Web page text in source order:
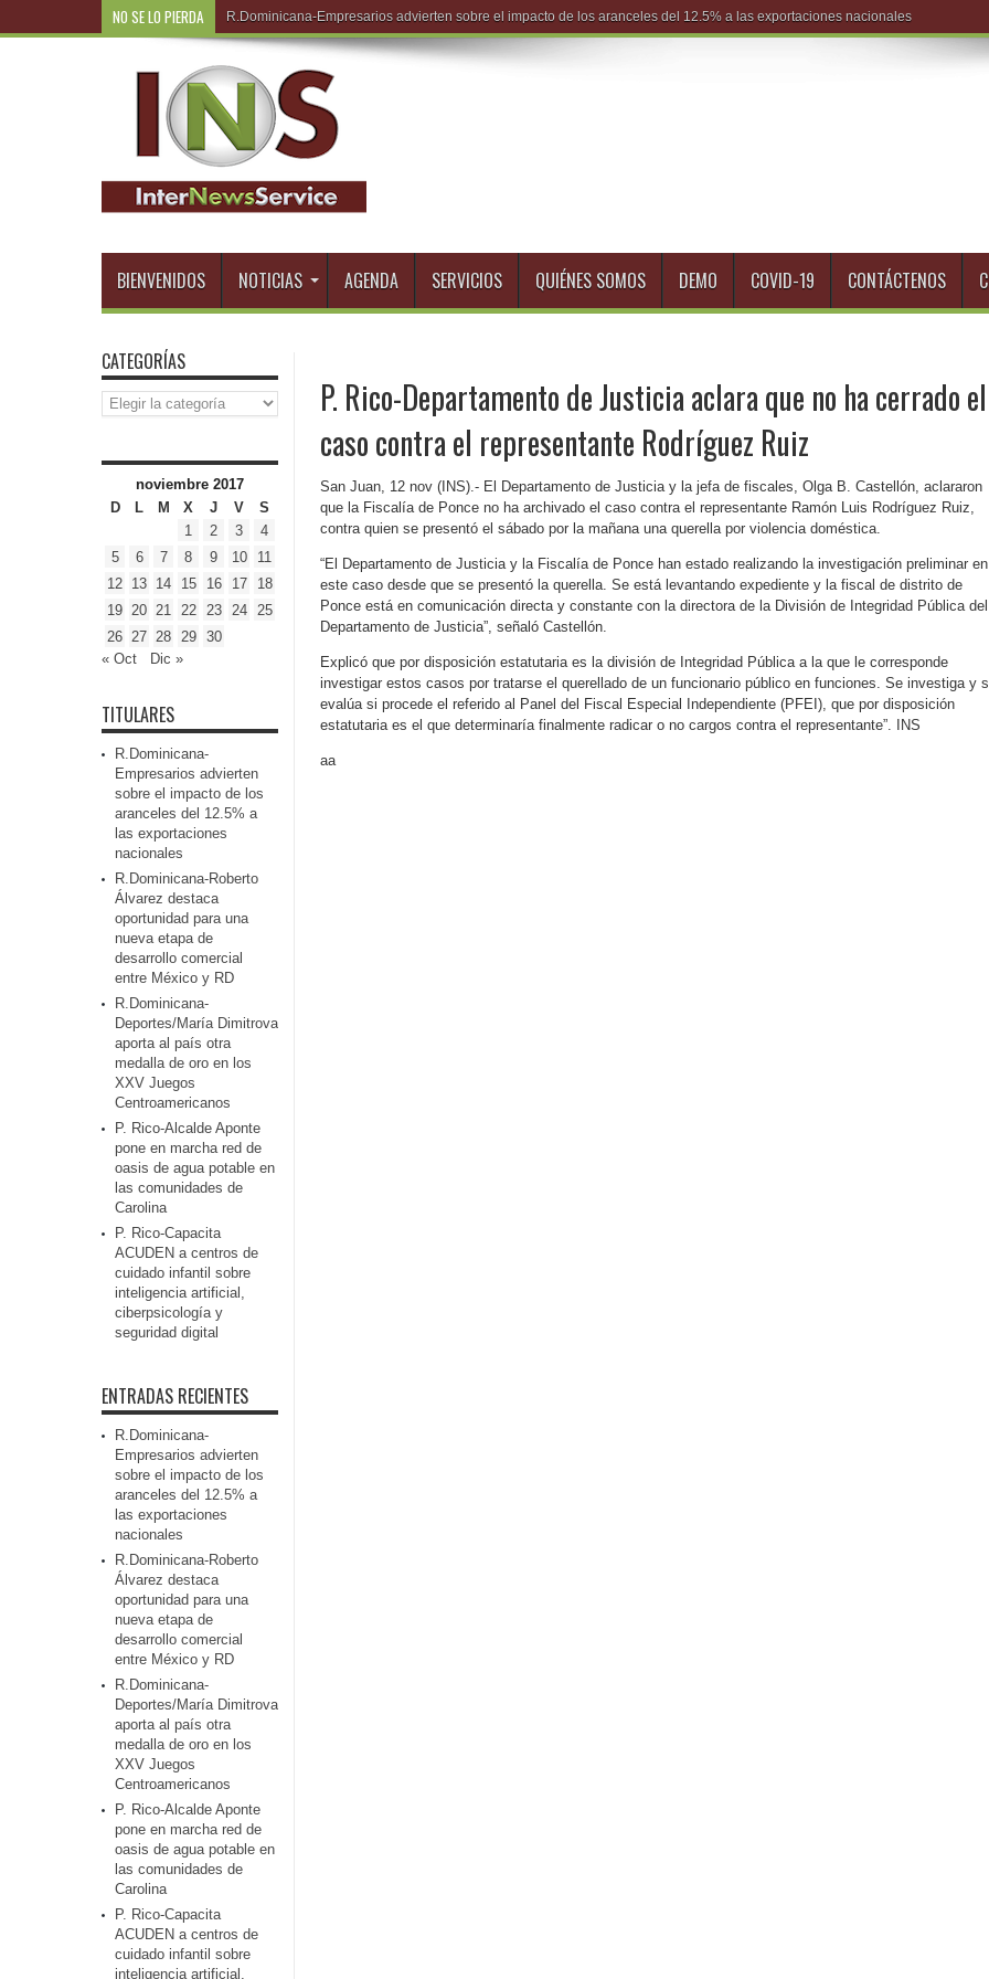
NO SE LO PIERDA R.Do
BIENVENIDOS NOTICIAS AGENDA SERVICIOS QUIÉNES SOMOS DEMO COVID-19 CONTÁCTENOS
P. Rico-Departamento de Justicia aclara que no ha cerrado el
caso contra el representante Rodríguez Ruiz
San Juan, 12 nov (INS).- El Departamento de Justicia y la jefa de fiscales, Olga B. Castellón, aclararon
que la Fiscalía de Ponce no ha archivado el caso contra el representante Ramón Luis Rodríguez Ruiz,
contra quien se presentó el sábado por la mañana una querella por violencia doméstica.
“El Departamento de Justicia y la Fiscalía de Ponce han estado realizando la investigación preliminar en
este caso desde que se presentó la querella. Se está levantando expediente y la fiscal de distrito de
Ponce está en comunicación directa y constante con la directora de la División de Integridad Pública del
Departamento de Justicia”, señaló Castellón.
Explicó que por disposición estatutaria es la división de Integridad Pública a la que le corresponde
investigar estos casos por tratarse el querellado de un funcionario público en funciones. Se investiga y
evalúa si procede el referido al Panel del Fiscal Especial Independiente (PFEI), que por disposición
estatutaria es el que determinaría finalmente radicar o no cargos contra el representante”. INS
aa
CATEGORÍAS
Categorías
noviembre 2017
D
L M X J V
S
1
2 3
4
5
6 7 8 9 10
11
12 13 14 15 16 17
18
19 20 21 22 23 24
25
26 27 28 29
30
« Oct
Dic »
TITULARES
R.Dominicana-
Empresarios advierten
sobre el impacto de los
aranceles del 12.5% a
las exportaciones
nacionales
R.Dominicana-Roberto
Álvarez destaca
oportunidad para una
nueva etapa de
desarrollo comercial
entre México y RD
R.Dominicana-
Deportes/María Dimitrova
aporta al país otra
medalla de oro en los
XXV Juegos
Centroamericanos
P. Rico-Alcalde Aponte
pone en marcha red de
oasis de agua potable en
las comunidades de
Carolina
P. Rico-Capacita
ACUDEN a centros de
cuidado infantil sobre
inteligencia artificial,
ciberpsicología y
seguridad digital
ENTRADAS RECIENTES
R.Dominicana-
Empresarios advierten
sobre el impacto de los
aranceles del 12.5% a
las exportaciones
nacionales
R.Dominicana-Roberto
Álvarez destaca
oportunidad para una
nueva etapa de
desarrollo comercial
entre México y RD
R.Dominicana-
Deportes/María Dimitrova
aporta al país otra
medalla de oro en los
XXV Juegos
Centroamericanos
P. Rico-Alcalde Aponte
pone en marcha red de
oasis de agua potable en
las comunidades de
Carolina
P. Rico-Capacita
ACUDEN a centros de
cuidado infantil sobre
inteligencia artificial,